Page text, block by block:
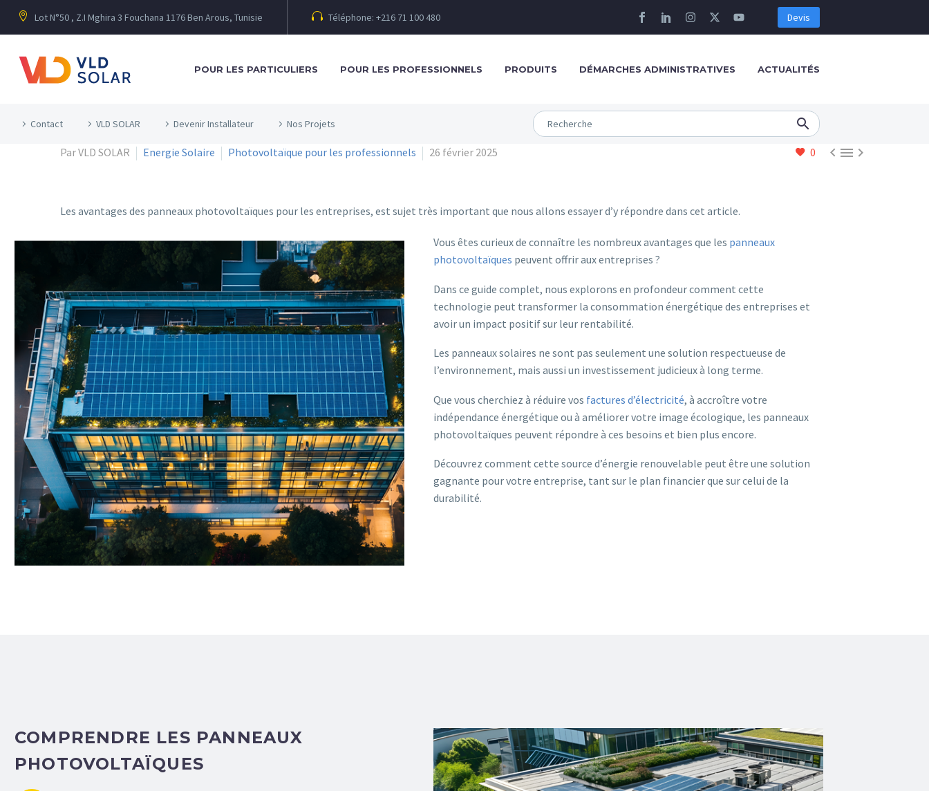
Lot N°50 , Z.I Mghira 3 Fouchana 1176 Ben Arous, Tunisie Téléphone: +216 71 100 480 Devis
POUR LES PARTICULIERS POUR LES PROFESSIONNELS PRODUITS DÉMARCHES ADMINISTRATIVES ACTUALITÉS
Contact VLD SOLAR Devenir Installateur Nos Projets
0 
Par VLD SOLAR Energie Solaire Photovoltaïque pour les professionnels 26 février 2025
Les avantages des panneaux photovoltaïques pour les entreprises, est sujet très important que nous allons essayer d’y répondre dans cet article.
Vous êtes curieux de connaître les nombreux avantages que les panneaux
photovoltaïques peuvent offrir aux entreprises ?
Dans ce guide complet, nous explorons en profondeur comment cette
technologie peut transformer la consommation énergétique des entreprises et
avoir un impact positif sur leur rentabilité.
Les panneaux solaires ne sont pas seulement une solution respectueuse de
l’environnement, mais aussi un investissement judicieux à long terme.
Que vous cherchiez à réduire vos factures d’électricité, à accroître votre
indépendance énergétique ou à améliorer votre image écologique, les panneaux
photovoltaïques peuvent répondre à ces besoins et bien plus encore.
Découvrez comment cette source d’énergie renouvelable peut être une solution
gagnante pour votre entreprise, tant sur le plan financier que sur celui de la
durabilité.
COMPRENDRE LES PANNEAUX
PHOTOVOLTAÏQUES